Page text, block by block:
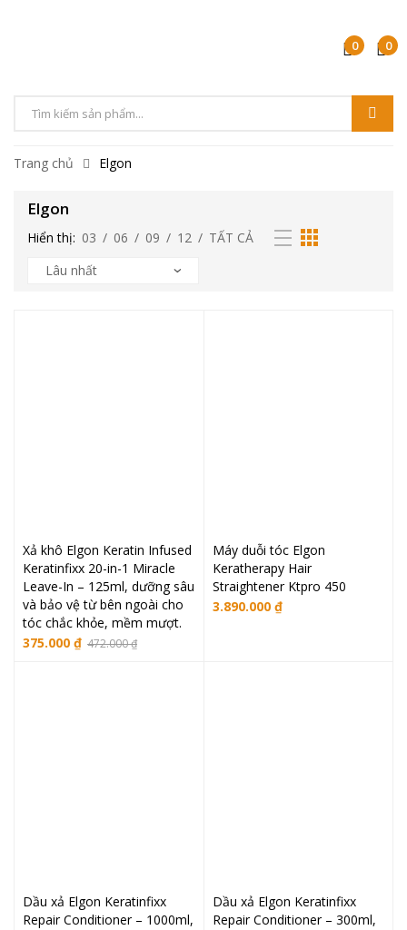
Tìm
sản
0 0
Trang chủ Elgon
Elgon
Hiển thị: 03 / 06 / 09 / 12 / TẤT CẢ
Xả khô Elgon Keratin Infused
Keratinfixx 20-in-1 Miracle
Leave-In – 125ml, dưỡng sâu
và bảo vệ từ bên ngoài cho
tóc chắc khỏe, mềm mượt.
472.000₫
Giá
375.000 ₫
Giá
Máy duỗi tóc Elgon
Keratherapy Hair
Straightener Ktpro 450
3.890.000 ₫
Dầu xả Elgon Keratinfixx
Repair Conditioner – 1000ml,
Dầu xả Elgon Keratinfixx
Repair Conditioner – 300ml,